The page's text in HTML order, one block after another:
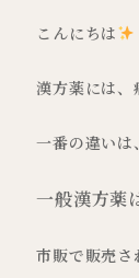
こんにちは
漢方薬には、
一番の違いは、
一般漢方薬
市販で販売さ